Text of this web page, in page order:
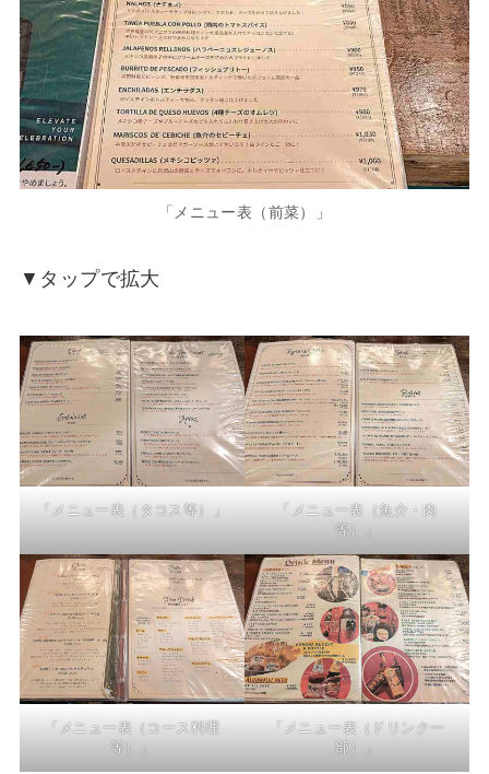
「メニュー表（前菜）」
▼タップで拡大
「メニュー表（タコス等）」
「メニュー表（魚介・肉
等）」
「メニュー表（コース料理
等）」
「メニュー表（ドリンク一
部）」